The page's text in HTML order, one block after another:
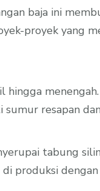
baja ini
proyek yang
resapan
tabung
di produksi